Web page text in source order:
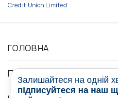
Credit Union Limited
ГОЛОВНА
ПРО НАС
Залишайтеся на одній
підписуйтеся на наш